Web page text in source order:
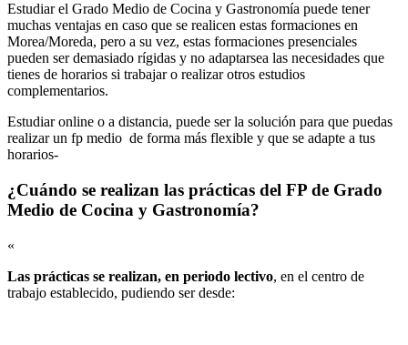
Estudiar el Grado Medio de Cocina y Gastronomía puede tener
muchas ventajas en caso que se realicen estas formaciones en
Morea/Moreda, pero a su vez, estas formaciones presenciales
pueden ser demasiado rígidas y no adaptarsea las necesidades que
tienes de horarios si trabajar o realizar otros estudios
complementarios.
Estudiar online o a distancia, puede ser la solución para que puedas
realizar un fp medio de forma más flexible y que se adapte a tus
horarios-
¿Cuándo se realizan las prácticas del FP de Grado
Medio de Cocina y Gastronomía?
«
Las prácticas se realizan, en periodo lectivo, en el centro de
trabajo establecido, pudiendo ser desde: